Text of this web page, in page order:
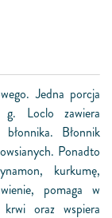
Jedna porcja
Loclo zawiera
błonnika. Błonnik
Ponadto
kurkumę,
pomaga w
oraz wspiera